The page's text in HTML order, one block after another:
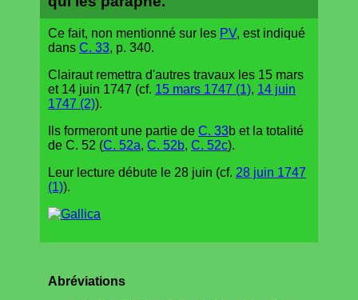
Ce fait, non mentionné sur les PV, est indiqué
dans C. 33, p. 340.
Clairaut remettra d'autres travaux les 15 mars
et 14 juin 1747 (cf. 15 mars 1747 (1), 14 juin
1747 (2)).
Ils formeront une partie de C. 33b et la totalité
de C. 52 (C. 52a, C. 52b, C. 52c).
Leur lecture débute le 28 juin (cf. 28 juin 1747
(1)).
Abréviations